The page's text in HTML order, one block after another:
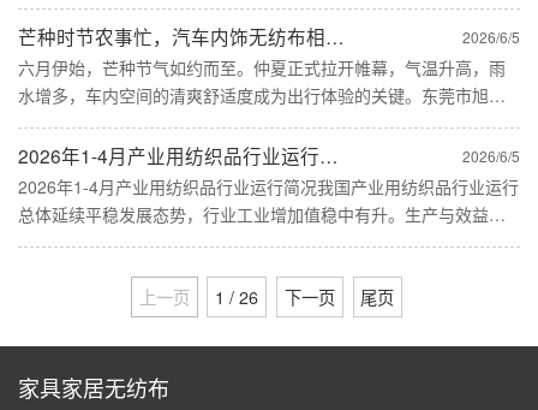
为盛夏时节的出行提供实用保障。夏至也是盛夏的开端，学生暑假
即将到来......
芒种时节农事忙，汽车内饰无纺布相伴夏日出行！ 2026/6/5
六月伊始，芒种节气如约而至。仲夏正式拉开帷幕，气温升高，雨
水增多，车内空间的清爽舒适度成为出行体验的关键。东莞市旭航
新材料科技有限公司专注研发的汽车内饰无纺布，为日渐炎热的夏
季出行提供实用保障。芒种时节，南方进入梅雨季的前奏，闷热潮
湿的天气......
2026年1-4月产业用纺织品行业运行简况 2026/6/5
2026年1-4月产业用纺织品行业运行简况我国产业用纺织品行业运行
总体延续平稳发展态势，行业工业增加值稳中有升。生产与效益生
产方面，行业主要产品产量保持平稳增长。根据国家统计局数据，
上一页
1 / 26 下一页 尾页
家具家居无纺布